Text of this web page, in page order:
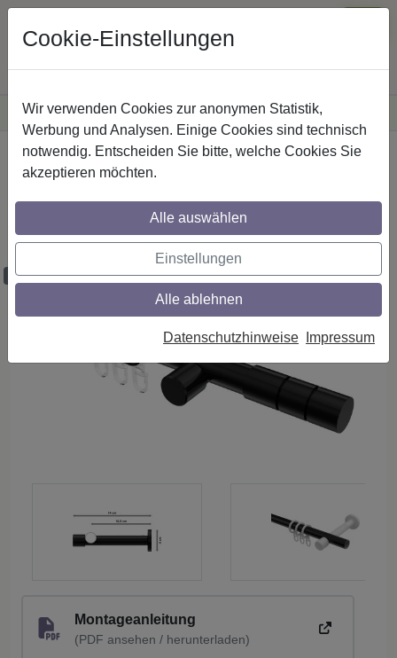
VersandkostenfreieLieferung innerhalb Deutschlands
Sichere Zahlung
Startseite Gardinenstangen Metall
1-läufig, Modell PRESTIGE - Elanto
Schwarz
Maßzuschnitt möglich
Montageanleitung
(PDF ansehen / herunterladen)
Cookie-Einstellungen
Wir verwenden Cookies zur anonymen Statistik,
Werbung und Analysen. Einige Cookies sind technisch
notwendig. Entscheiden Sie bitte, welche Cookies Sie
akzeptieren möchten.
Alle auswählen
Einstellungen
Alle ablehnen
Datenschutzhinweise Impressum